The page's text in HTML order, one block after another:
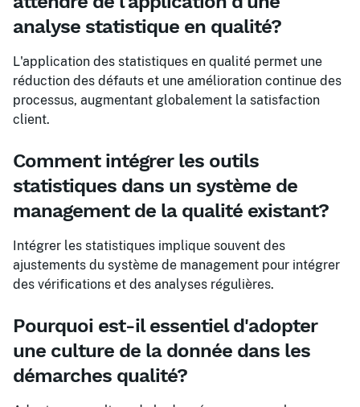
analyse statistique en qualité?
L'application des statistiques en qualité permet une
réduction des défauts et une amélioration continue des
processus, augmentant globalement la satisfaction
client.
Comment intégrer les outils
statistiques dans un système de
management de la qualité existant?
Intégrer les statistiques implique souvent des
ajustements du système de management pour intégrer
des vérifications et des analyses régulières.
Pourquoi est-il essentiel d'adopter
une culture de la donnée dans les
démarches qualité?